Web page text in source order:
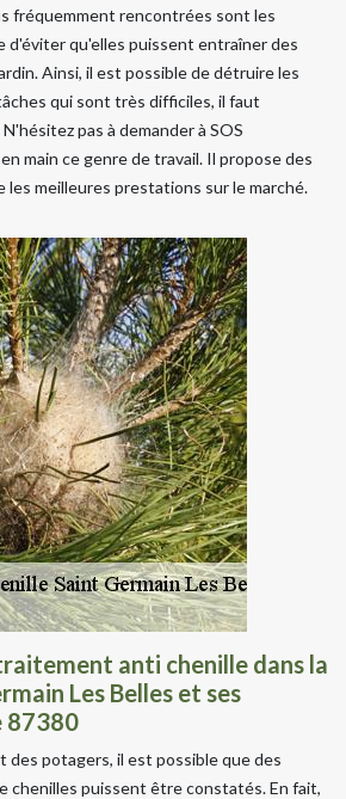
fréquemment rencontrées sont les
d'éviter qu'elles puissent entraîner des
Ainsi, il est possible de détruire les
qui sont très difficiles, il faut
pas à demander à SOS
main ce genre de travail. Il propose des
les meilleures prestations sur le marché.
anti chenille dans la
Les Belles et ses
87380
des potagers, il est possible que des
chenilles puissent être constatés. En fait,